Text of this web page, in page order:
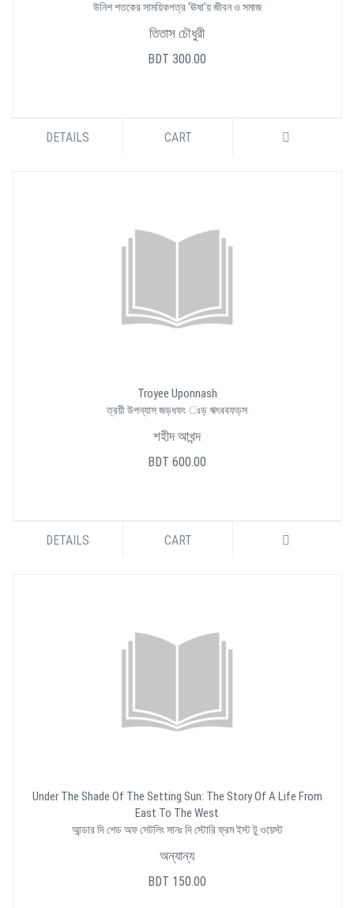
উনিশ শতকের সাময়িকপত্র ‘ঊষা’য় জীবন ও সমাজ
তিতাস চৌধুরী
BDT 300.00
DETAILS CART
Troyee Uponnash
ত্রয়ী উপন্যাস জড়ধফং ঃড় ঋৎববফড়স
শহীদ আখন্দ
BDT 600.00
DETAILS CART
Under The Shade Of The Setting Sun: The Story Of A Life From
East To The West
আন্ডার দি শেড অফ সেটলিং সানঃ দি স্টোরি ফ্রম ইস্ট টু ওয়েস্ট
অন্যান্য
BDT 150.00